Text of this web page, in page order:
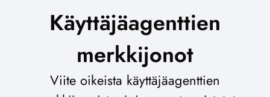
Käyttäjäagenttien
merkkijonot
Viite oikeista käyttäjäagenttien